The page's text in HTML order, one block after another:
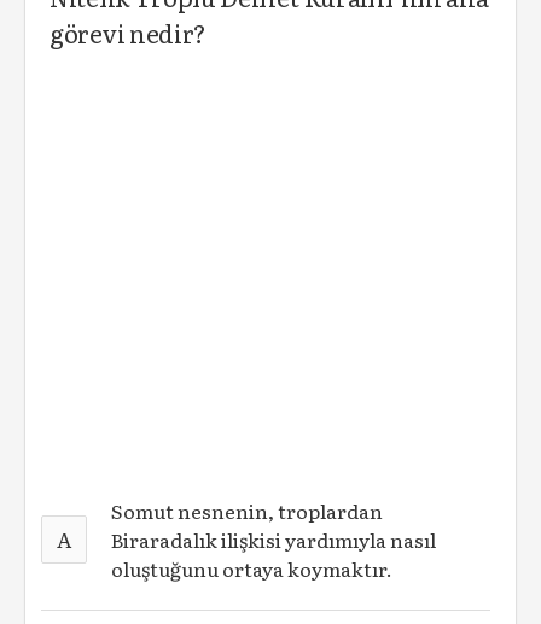
görevi nedir?
A
Somut nesnenin, troplardan
Biraradalık ilişkisi yardımıyla nasıl
oluştuğunu ortaya koymaktır.